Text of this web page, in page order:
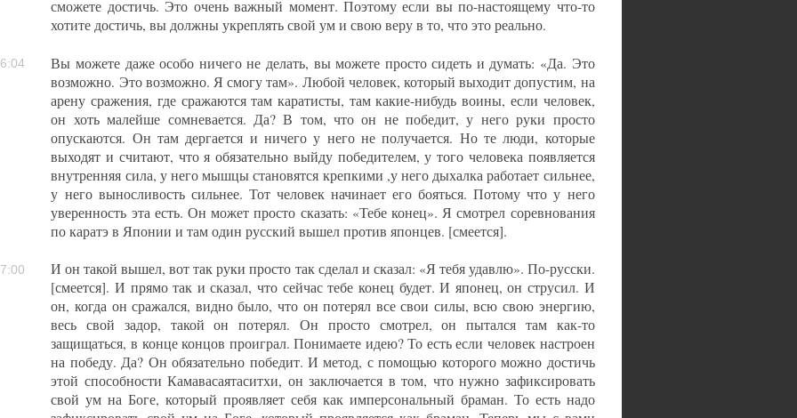
сможете достичь. Это очень важный момент. Поэтому если вы по-настоящему что-то
хотите достичь, вы должны укреплять свой ум и свою веру в то, что это реально.
Вы можете даже особо ничего не делать, вы можете просто сидеть и думать: «Да. Это
возможно. Это возможно. Я смогу там». Любой человек, который выходит допустим, на
арену сражения, где сражаются там каратисты, там какие-нибудь воины, если человек,
он хоть малейше сомневается. Да? В том, что он не победит, у него руки просто
опускаются. Он там дергается и ничего у него не получается. Но те люди, которые
выходят и считают, что я обязательно выйду победителем, у того человека появляется
внутренняя сила, у него мышцы становятся крепкими ,у него дыхалка работает сильнее,
у него выносливость сильнее. Тот человек начинает его бояться. Потому что у него
уверенность эта есть. Он может просто сказать: «Тебе конец». Я смотрел соревнования
по каратэ в Японии и там один русский вышел против японцев. [смеется].
И он такой вышел, вот так руки просто так сделал и сказал: «Я тебя удавлю». По-русски.
[смеется]. И прямо так и сказал, что сейчас тебе конец будет. И японец, он струсил. И
он, когда он сражался, видно было, что он потерял все свои силы, всю свою энергию,
весь свой задор, такой он потерял. Он просто смотрел, он пытался там как-то
защищаться, в конце концов проиграл. Понимаете идею? То есть если человек настроен
на победу. Да? Он обязательно победит. И метод, с помощью которого можно достичь
этой способности Камавасаятаситхи, он заключается в том, что нужно зафиксировать
свой ум на Боге, который проявляет себя как имперсональный браман. То есть надо